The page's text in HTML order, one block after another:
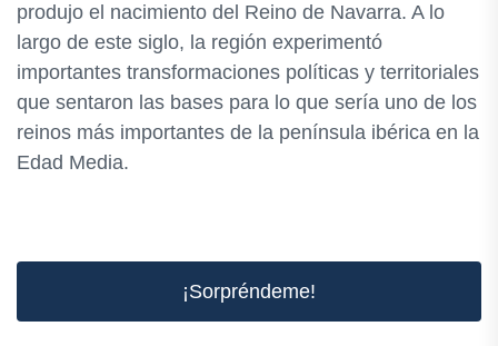
produjo el nacimiento del Reino de Navarra. A lo
largo de este siglo, la región experimentó
importantes transformaciones políticas y territoriales
que sentaron las bases para lo que sería uno de los
reinos más importantes de la península ibérica en la
Edad Media.
¡Sorpréndeme!